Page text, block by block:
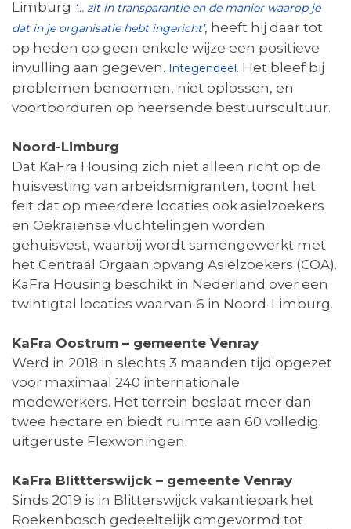
Limburg ‘… zit in transparantie en de manier waarop je
dat in je organisatie hebt ingericht’, heeft hij daar tot
op heden op geen enkele wijze een positieve
invulling aan gegeven. Integendeel . Het bleef bij
problemen benoemen, niet oplossen, en
voortborduren op heersende bestuurscultuur.
Noord-Limburg
Dat KaFra Housing zich niet alleen richt op de
huisvesting van arbeidsmigranten, toont het
feit dat op meerdere locaties ook asielzoekers
en Oekraïense vluchtelingen worden
gehuisvest, waarbij wordt samengewerkt met
het Centraal Orgaan opvang Asielzoekers (COA).
KaFra Housing beschikt in Nederland over een
twintigtal locaties waarvan 6 in Noord-Limburg.
KaFra Oostrum – gemeente Venray
Werd in 2018 in slechts 3 maanden tijd opgezet
voor maximaal 240 internationale
medewerkers. Het terrein beslaat meer dan
twee hectare en biedt ruimte aan 60 volledig
uitgeruste Flexwoningen.
KaFra Blittterswijck – gemeente Venray
Sinds 2019 is in Blitterswijck vakantiepark het
Roekenbosch gedeeltelijk omgevormd tot